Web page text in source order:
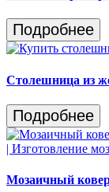
Подробнее
Столешница из
Подробнее
Мозаичный